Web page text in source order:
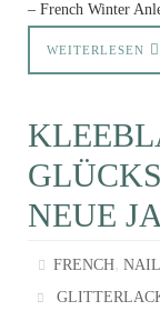
– French Winter
WEITERLESEN
NEUE
FRENCH,